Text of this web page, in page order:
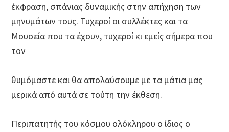
έκφραση, σπάνιας δυναμικής στην απήχηση των
μηνυμάτων τους. Τυχεροί οι συλλέκτες και τα
Μουσεία που τα έχουν, τυχεροί κι εμείς σήμερα που
τον
θυμόμαστε και θα απολαύσουμε με τα μάτια μας
μερικά από αυτά σε τούτη την έκθεση.
Περιπατητής του κόσμου ολόκληρου ο ίδιος ο